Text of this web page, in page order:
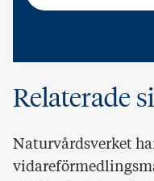
Relaterade
Naturvårdsverket